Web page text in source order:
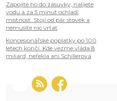
Zapojíte ho do zásuvky, nalijete
vodu a za 5 minut ochladí
místnost. Stojí od pár stovek a
nemusíte nic vrtat
Koncesionářské poplatky po 100
letech končí. Kde vezme vláda 8
miliard, neřekla ani Schillerová